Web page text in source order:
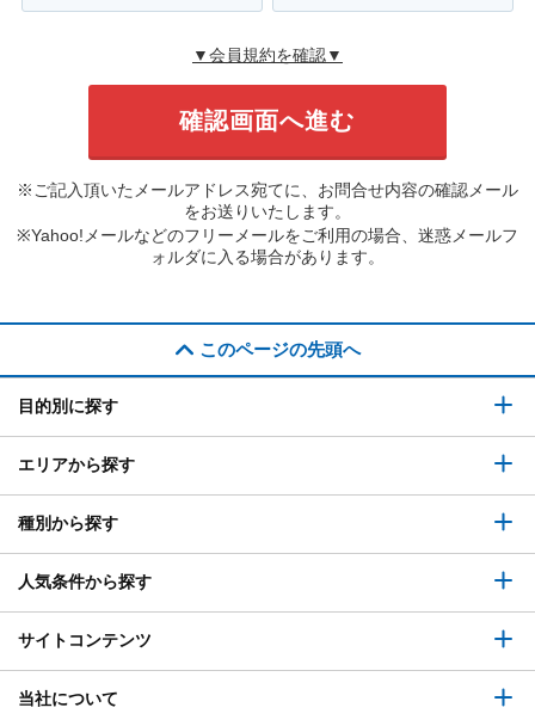
▼会員規約を確認▼
※ご記入頂いたメールアドレス宛てに、お問合せ内容の確認メール
をお送りいたします。
※Yahoo!メールなどのフリーメールをご利用の場合、迷惑メールフ
ォルダに入る場合があります。
このページの先頭へ
目的別に探す
エリアから探す
種別から探す
人気条件から探す
サイトコンテンツ
当社について